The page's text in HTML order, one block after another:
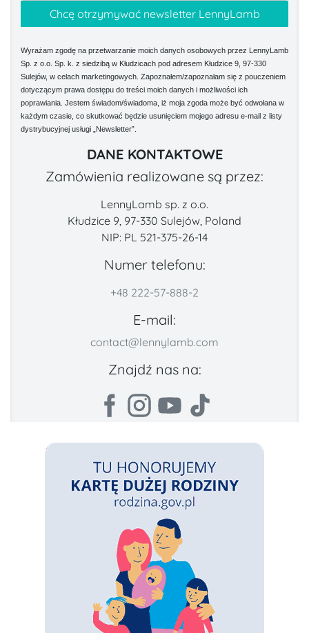
Wyrażam zgodę na przetwarzanie moich danych osobowych przez LennyLamb
Sp. z o.o. Sp. k. z siedzibą w Kłudzicach pod adresem Kłudzice 9, 97-330
Sulejów, w celach marketingowych. Zapoznałem/zapoznałam się z pouczeniem
dotyczącym prawa dostępu do treści moich danych i możliwości ich
poprawiania. Jestem świadom/świadoma, iż moja zgoda może być odwołana w
każdym czasie, co skutkować będzie usunięciem mojego adresu e-mail z listy
dystrybucyjnej usługi „Newsletter”.
DANE KONTAKTOWE
Zamówienia realizowane są przez:
LennyLamb sp. z o.o.
Kłudzice 9, 97-330 Sulejów, Poland
NIP: PL 521-375-26-14
Numer telefonu:
+48 222-57-888-2
E-mail:
contact@lennylamb.com
Znajdź nas na: